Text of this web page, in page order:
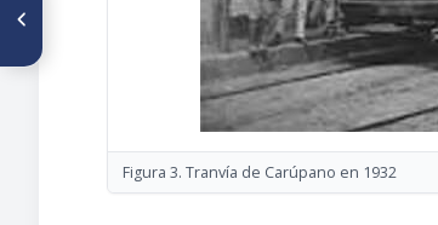
Figura 3. Tranvía de Carúpano en 1932
2021: Año tricentenario de la
Universidad de Caracas
(Universidad Central de